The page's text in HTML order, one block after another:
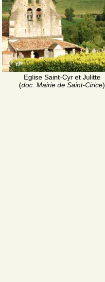
Eglise Saint-Cyr et Julitte
(doc. Mairie de Saint-Cirice)